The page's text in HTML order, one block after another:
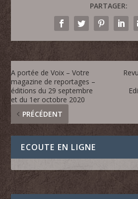
PARTAGER:
A portée de Voix – Votre
magazine de reportages –
éditions du 29 septembre
et du 1er octobre 2020
PRÉCÉDENT
ECOUTE EN LIGNE